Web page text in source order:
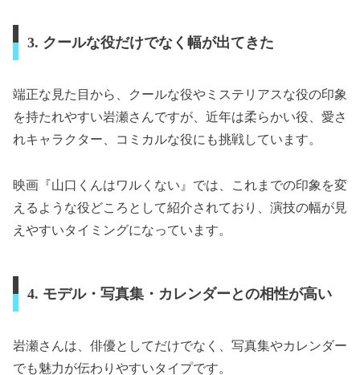
3. クールな役だけでなく幅が出てきた
端正な見た目から、クールな役やミステリアスな役の印象
を持たれやすい岩瀬さんですが、近年は柔らかい役、愛さ
れキャラクター、コミカルな役にも挑戦しています。
映画『山口くんはワルくない』では、これまでの印象を変
えるような役どころとして紹介されており、演技の幅が見
えやすいタイミングになっています。
4. モデル・写真集・カレンダーとの相性が高い
岩瀬さんは、俳優としてだけでなく、写真集やカレンダー
でも魅力が伝わりやすいタイプです。